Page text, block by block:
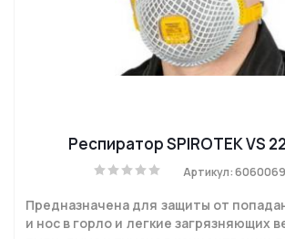
Респиратор SPIROTEK VS
Артикул: 6060069
Предназначена для защиты от
и нос в горло и легкие загрязняющих